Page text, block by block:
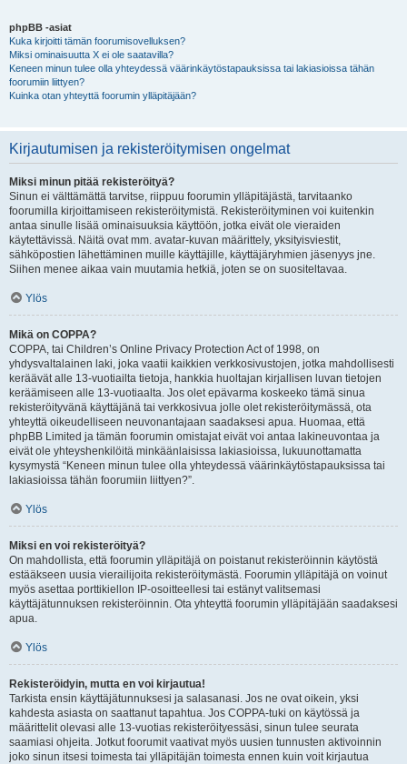
phpBB -asiat
Kuka kirjoitti tämän foorumisovelluksen?
Miksi ominaisuutta X ei ole saatavilla?
Keneen minun tulee olla yhteydessä väärinkäytöstapauksissa tai lakiasioissa tähän
foorumiin liittyen?
Kuinka otan yhteyttä foorumin ylläpitäjään?
Kirjautumisen ja rekisteröitymisen ongelmat
Miksi minun pitää rekisteröityä?
Sinun ei välttämättä tarvitse, riippuu foorumin ylläpitäjästä, tarvitaanko
foorumilla kirjoittamiseen rekisteröitymistä. Rekisteröityminen voi kuitenkin
antaa sinulle lisää ominaisuuksia käyttöön, jotka eivät ole vieraiden
käytettävissä. Näitä ovat mm. avatar-kuvan määrittely, yksityisviestit,
sähköpostien lähettäminen muille käyttäjille, käyttäjäryhmien jäsenyys jne.
Siihen menee aikaa vain muutamia hetkiä, joten se on suositeltavaa.
Ylös
Mikä on COPPA?
COPPA, tai Children’s Online Privacy Protection Act of 1998, on
yhdysvaltalainen laki, joka vaatii kaikkien verkkosivustojen, jotka mahdollisesti
keräävät alle 13-vuotiailta tietoja, hankkia huoltajan kirjallisen luvan tietojen
keräämiseen alle 13-vuotiaalta. Jos olet epävarma koskeeko tämä sinua
rekisteröityvänä käyttäjänä tai verkkosivua jolle olet rekisteröitymässä, ota
yhteyttä oikeudelliseen neuvonantajaan saadaksesi apua. Huomaa, että
phpBB Limited ja tämän foorumin omistajat eivät voi antaa lakineuvontaa ja
eivät ole yhteyshenkilöitä minkäänlaisissa lakiasioissa, lukuunottamatta
kysymystä “Keneen minun tulee olla yhteydessä väärinkäytöstapauksissa tai
lakiasioissa tähän foorumiin liittyen?”.
Ylös
Miksi en voi rekisteröityä?
On mahdollista, että foorumin ylläpitäjä on poistanut rekisteröinnin käytöstä
estääkseen uusia vierailijoita rekisteröitymästä. Foorumin ylläpitäjä on voinut
myös asettaa porttikiellon IP-osoitteellesi tai estänyt valitsemasi
käyttäjätunnuksen rekisteröinnin. Ota yhteyttä foorumin ylläpitäjään saadaksesi
apua.
Ylös
Rekisteröidyin, mutta en voi kirjautua!
Tarkista ensin käyttäjätunnuksesi ja salasanasi. Jos ne ovat oikein, yksi
kahdesta asiasta on saattanut tapahtua. Jos COPPA-tuki on käytössä ja
määrittelit olevasi alle 13-vuotias rekisteröityessäsi, sinun tulee seurata
saamiasi ohjeita. Jotkut foorumit vaativat myös uusien tunnusten aktivoinnin
joko sinun itsesi toimesta tai ylläpitäjän toimesta ennen kuin voit kirjautua